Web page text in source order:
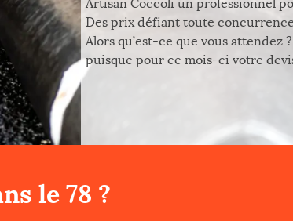
Artisan Coccoli un professionnel
Des prix défiant toute
Alors qu’est-ce que vous attendez
puisque pour ce mois-ci votre
le 78 ?